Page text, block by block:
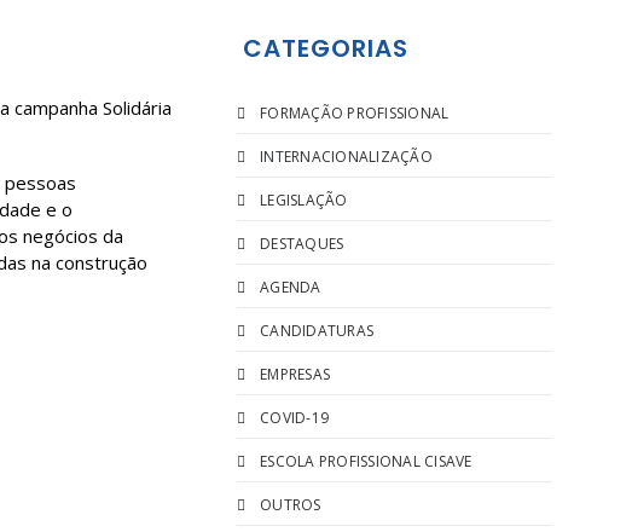
campanha Solidária
pessoas
e o
negócios da
na construção
CATEGORIAS
FORMAÇÃO PROFISSIONAL
INTERNACIONALIZAÇÃO
LEGISLAÇÃO
DESTAQUES
AGENDA
CANDIDATURAS
EMPRESAS
COVID-19
ESCOLA PROFISSIONAL CISAVE
OUTROS